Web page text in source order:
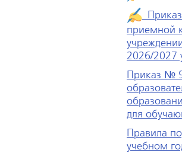
приемной
2026/2027
Приказ №
для
Правила
учебном